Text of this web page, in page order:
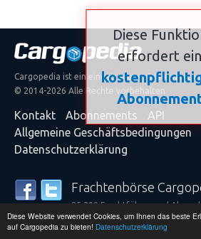
Diese Website verwendet Cookies, um Ihnen das beste
auf Cargopedia zu bieten! Datenschutzerklärung
Diese
erfordert ein
Cargopedia ist ein eingetragenes
© 2014-2026 Alle Rechte vorbehalten
Kontakt Abonnements
API
Allgemeine Geschäftsbedingungen
Datenschutzerklärung
Frachtenbörse
25.299 Frachtführer und
Dienstleistungen